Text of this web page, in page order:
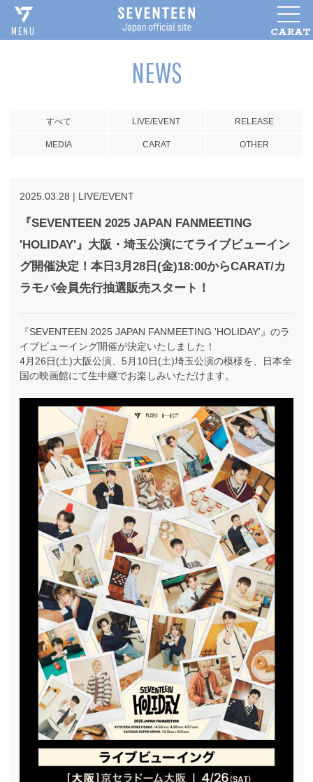
MENU CARAT
NEWS
すべて LIVE/EVENT RELEASE
MEDIA CARAT OTHER
2025 .03 28 | LIVE/EVENT
『SEVENTEEN 2025 JAPAN FANMEETING
'HOLIDAY'』大阪・埼玉公演にてライブビューイン
グ開催決定！本日3月28日(金)18:00からCARAT/カ
ラモバ会員先行抽選販売スタート！
『SEVENTEEN 2025 JAPAN FANMEETING 'HOLIDAY'』のラ
イブビューイング開催が決定いたしました！
4月26日(土)大阪公演、5月10日(土)埼玉公演の模様を、日本全
国の映画館にて生中継でお楽しみいただけます。